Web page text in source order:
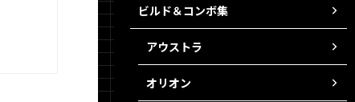
ビルド＆コンボ集
アウストラ
オリオン